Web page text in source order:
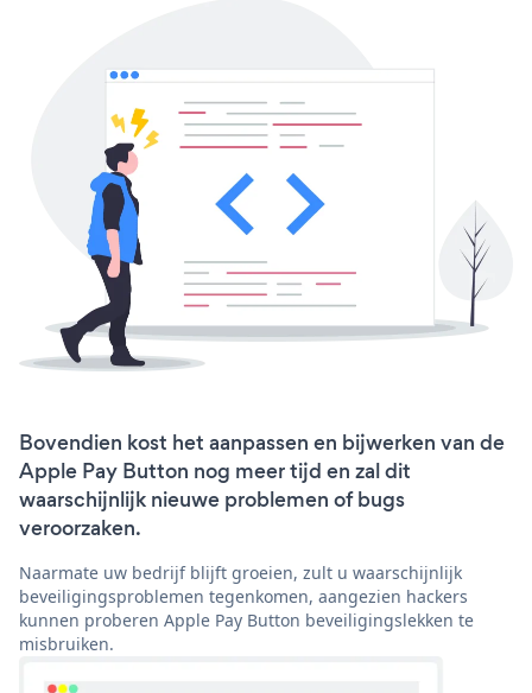
Bovendien kost het aanpassen en bijwerken van de
Apple Pay Button nog meer tijd en zal dit
waarschijnlijk nieuwe problemen of bugs
veroorzaken.
Naarmate uw bedrijf blijft groeien, zult u waarschijnlijk
beveiligingsproblemen tegenkomen, aangezien hackers
kunnen proberen Apple Pay Button beveiligingslekken te
misbruiken.